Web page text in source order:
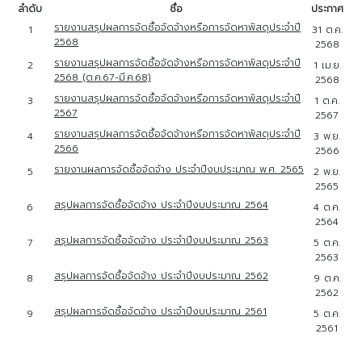
ลำดับ ชื่อ
ประกาศ
1
รายงานสรุปผลการจัดซื้อจัดจ้างหรือการจัดหาพัสดุประจำปี
2568
31 ต.ค.
2568
2
รายงานสรุปผลการจัดซื้อจัดจ้างหรือการจัดหาพัสดุประจำปี
2568 (ต.ค.67-มี.ค.68)
1 เม.ย.
2568
3
รายงานสรุปผลการจัดซื้อจัดจ้างหรือการจัดหาพัสดุประจำปี
2567
1 ต.ค.
2567
4
รายงานสรุปผลการจัดซื้อจัดจ้างหรือการจัดหาพัสดุประจำปี
2566
3 พ.ย.
2566
5
รายงานผลการจัดซื้อจัดจ้าง ประจำปีงบประมาณ พ.ศ. 2565
2 พ.ย.
2565
6
สรุปผลการจัดซื้อจัดจ้าง ประจำปีงบประมาณ 2564
4 ต.ค.
2564
7
สรุปผลการจัดซื้อจัดจ้าง ประจำปีงบประมาณ 2563
5 ต.ค.
2563
8
สรุปผลการจัดซื้อจัดจ้าง ประจำปีงบประมาณ 2562
9 ต.ค.
2562
9
สรุปผลการจัดซื้อจัดจ้าง ประจำปีงบประมาณ 2561
5 ต.ค.
2561